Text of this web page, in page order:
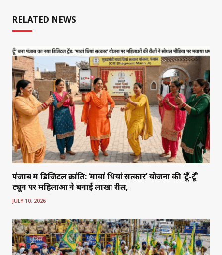
RELATED NEWS
पंजाब में डिजिटल क्रांति: ‘मावां धियां सत्कार’ योजना की ‘टूँ-टूँ’
ट्यून पर महिलाओं ने बनाईं लाखों रीलें,
JULY 10, 2026